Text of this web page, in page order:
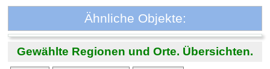
Ähnliche Objekte:
Gewählte Regionen und Orte. Übersichten.